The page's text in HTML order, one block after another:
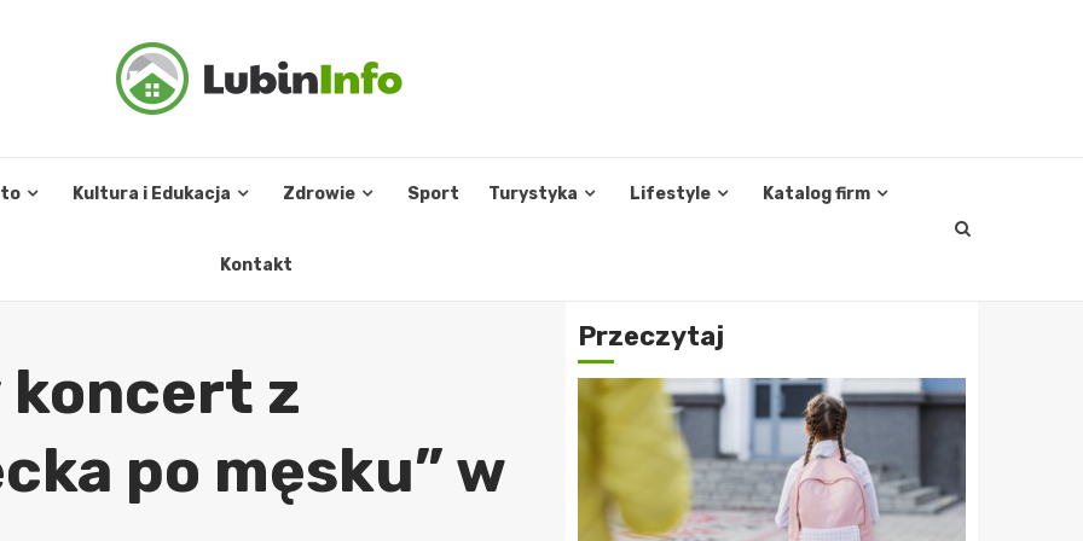
Kultura i Edukacja Zdrowie Sport Turystyka Lifestyle Katalog firm
Kontakt
koncert z
po męsku” w
Przeczytaj